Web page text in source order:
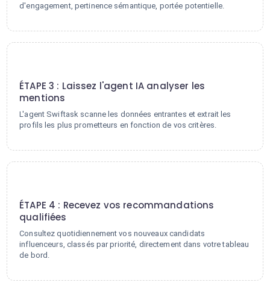
d'engagement, pertinence sémantique, portée potentielle.
ÉTAPE 3 : Laissez l'agent IA analyser les
mentions
L'agent Swiftask scanne les données entrantes et extrait les
profils les plus prometteurs en fonction de vos critères.
ÉTAPE 4 : Recevez vos recommandations
qualifiées
Consultez quotidiennement vos nouveaux candidats
influenceurs, classés par priorité, directement dans votre tableau
de bord.